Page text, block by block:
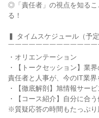
◎「責任者」の視点を知るこ
る！
▍ タイムスケジュール（予定
￣￣￣￣￣￣￣￣￣￣￣￣￣
・オリエンテーション
・【トークセッション】業
責任者と人事が、今のIT業界
・【徹底解剖】旭情報サー
・【コース紹介】自分に合
※質疑応答の時間もたっぷり